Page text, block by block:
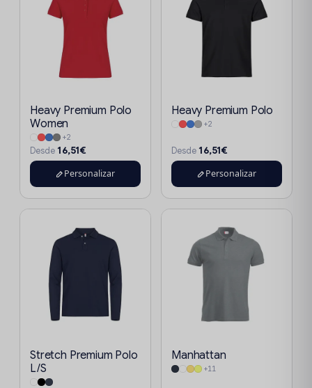
Heavy Premium Polo
Women
+2
Desde 16,51€
Personalizar
Heavy Premium Polo
+2
Desde 16,51€
Personalizar
Stretch Premium Polo
L/S
Manhattan
+11